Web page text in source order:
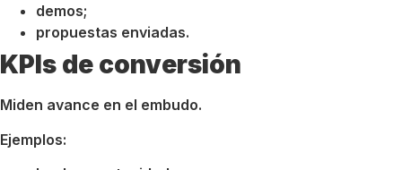
demos;
propuestas enviadas.
KPIs de conversión
Miden avance en el embudo.
Ejemplos: